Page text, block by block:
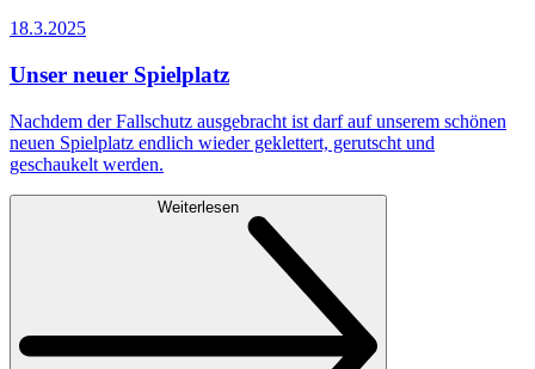
18.3.2025
Unser neuer Spielplatz
Nachdem der Fallschutz ausgebracht ist darf auf unserem schönen
neuen Spielplatz endlich wieder geklettert, gerutscht und
geschaukelt werden.
Weiterlesen